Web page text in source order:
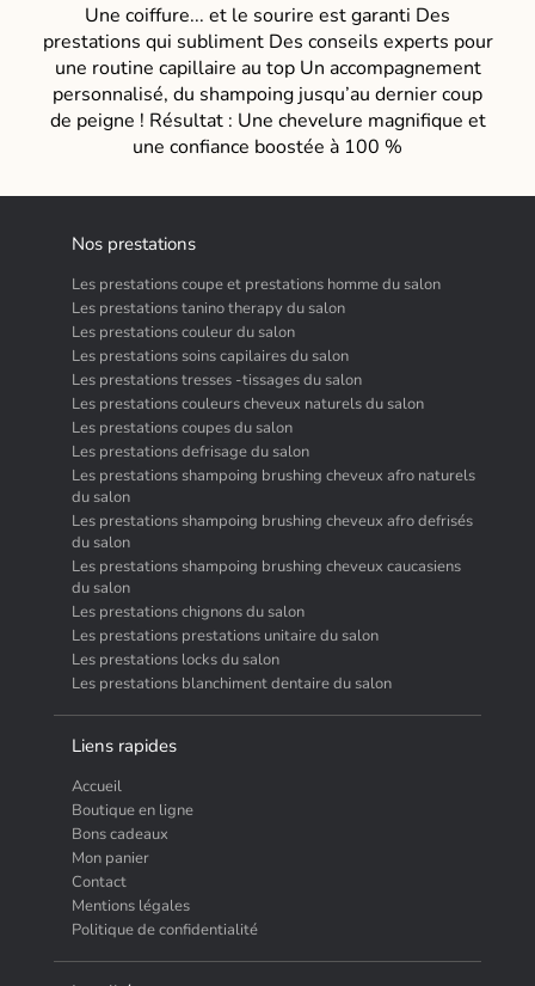
Une coiffure... et le sourire est garanti Des
prestations qui subliment Des conseils experts pour
une routine capillaire au top Un accompagnement
personnalisé, du shampoing jusqu’au dernier coup
de peigne ! Résultat : Une chevelure magnifique et
une confiance boostée à 100 %
Nos prestations
Les prestations coupe et prestations homme du salon
Les prestations tanino therapy du salon
Les prestations couleur du salon
Les prestations soins capilaires du salon
Les prestations tresses -tissages du salon
Les prestations couleurs cheveux naturels du salon
Les prestations coupes du salon
Les prestations defrisage du salon
Les prestations shampoing brushing cheveux afro naturels
du salon
Les prestations shampoing brushing cheveux afro defrisés
du salon
Les prestations shampoing brushing cheveux caucasiens
du salon
Les prestations chignons du salon
Les prestations prestations unitaire du salon
Les prestations locks du salon
Les prestations blanchiment dentaire du salon
Liens rapides
Accueil
Boutique en ligne
Bons cadeaux
Mon panier
Contact
Mentions légales
Politique de confidentialité